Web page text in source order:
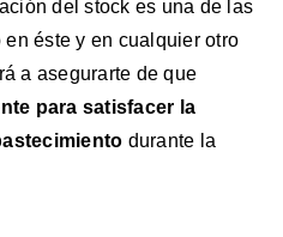
del stock es una de las
éste y en cualquier otro
a asegurarte de que
para satisfacer la
durante la